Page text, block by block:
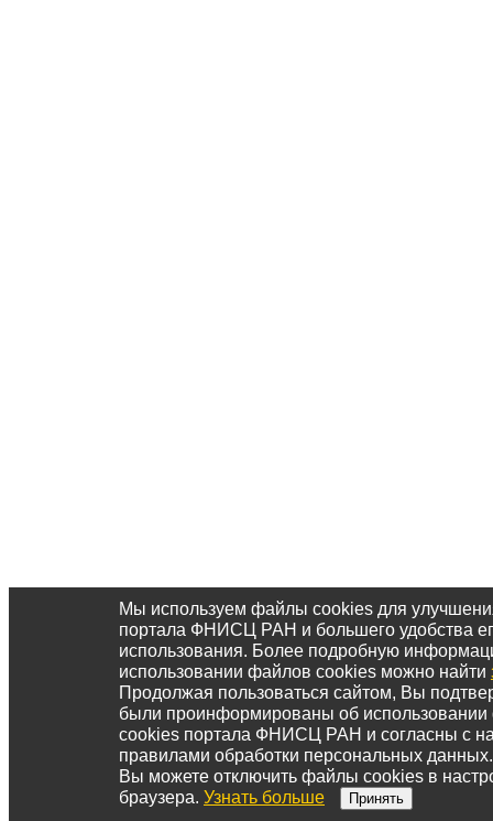
Мы используем файлы cookies для
портала ФНИСЦ РАН и большего удобства
использования. Более подробную
использовании файлов cookies можно найти
Продолжая пользоваться сайтом, Вы
были проинформированы об
cookies портала ФНИСЦ РАН и согласны с
правилами обработки персональных данных.
Вы можете отключить файлы cookies в
браузера. Узнать больше Принять